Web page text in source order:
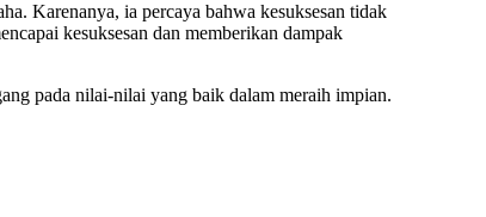
Karenanya, ia percaya bahwa kesuksesan tidak
kesuksesan dan memberikan dampak
pada nilai-nilai yang baik dalam meraih impian.